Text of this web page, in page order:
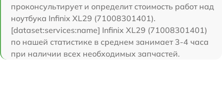
проконсультирует и определит стоимость работ над
ноутбука Infinix XL29 (71008301401).
[dataset:services:name] Infinix XL29 (71008301401)
по нашей статистике в среднем занимает 3-4 часа
при наличии всех необходимых запчастей.